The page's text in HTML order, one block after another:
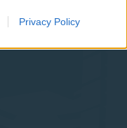
Privacy Policy